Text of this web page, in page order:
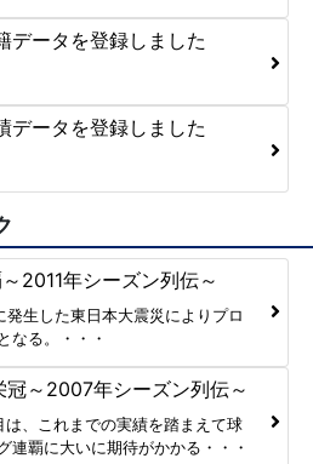
データを登録しました
データを登録しました
2011年シーズン列伝～
発生した東日本大震災によりプロ
なる。・・・
～2007年シーズン列伝～
、これまでの実績を踏まえて球
連覇に大いに期待がかかる・・・